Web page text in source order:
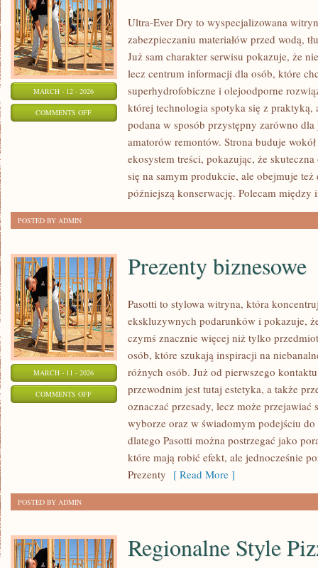
MARCH - 12 - 2026
COMMENTS OFFON
Ultra-Ever Dry to wyspecjalizowana
zabezpieczaniu materiałów przed wodą,
Już sam charakter serwisu pokazuje, że
lecz centrum informacji dla osób, które
superhydrofobiczne i olejoodporne
której technologia spotyka się z praktyką,
podana w sposób przystępny zarówno
amatorów remontów. Strona buduje
ekosystem treści, pokazując, że
się na samym produkcie, ale obejmuje
późniejszą konserwację. Polecam między
POSTED BY ADMIN
MARCH - 11 - 2026
COMMENTS OFFON
BIZNESOWE
Prezenty biznesowe
Pasotti to stylowa witryna, która
ekskluzywnych podarunków i pokazuje,
czymś znacznie więcej niż tylko
osób, które szukają inspiracji na
różnych osób. Już od pierwszego
przewodnim jest tutaj estetyka, a także
oznaczać przesady, lecz może
wyborze oraz w świadomym podejściu do
dlatego Pasotti można postrzegać jako
które mają robić efekt, ale jednocześnie
Prezenty [ Read More ]
POSTED BY ADMIN
Regionalne Style